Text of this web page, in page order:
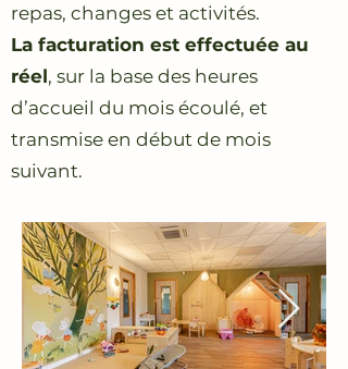
repas, changes et activités.
La facturation est effectuée au
réel, sur la base des heures
d’accueil du mois écoulé, et
transmise en début de mois
suivant.